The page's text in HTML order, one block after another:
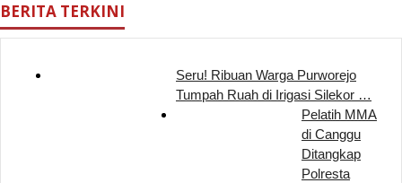
BERITA TERKINI
Seru! Ribuan Warga Purworejo
Tumpah Ruah di Irigasi Silekor …
Pelatih MMA
di Canggu
Ditangkap
Polresta